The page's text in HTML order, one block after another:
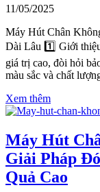
11/05/2025
Máy Hút Chân
Dài Lâu 1️⃣ Giới
giá trị cao, đòi hỏi
màu sắc và chất
Xem thêm
Máy Hút
Giải Pháp
Quả Cao